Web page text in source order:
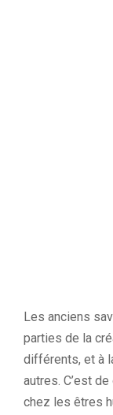
Les anciens
parties de la
différents, et à
autres. C’est
chez les êtres